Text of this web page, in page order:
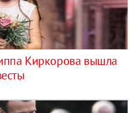
Киркорова вышла